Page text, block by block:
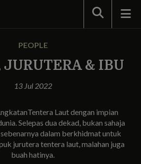
Search
PEOPLE
JURUTERA & IBU
13 Jul 2022
Laut dengan impian
Selepas dua dekad, bukan sahaja
dalam berkhidmat untuk
jurutera tentera laut, malahan juga
buah hatinya.